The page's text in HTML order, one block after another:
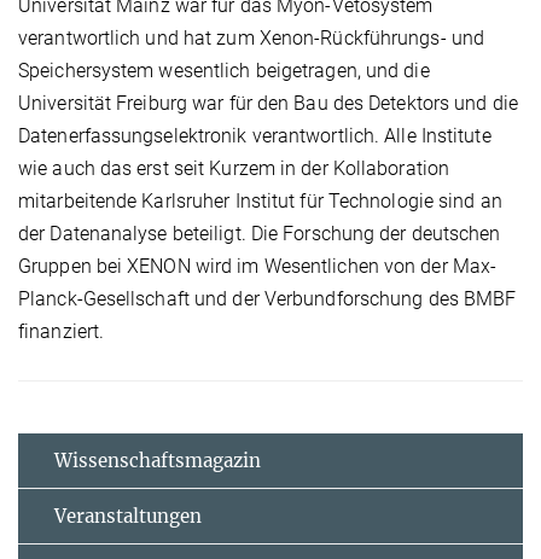
Universität Mainz war für das Myon-Vetosystem
verantwortlich und hat zum Xenon-Rückführungs- und
Speichersystem wesentlich beigetragen, und die
Universität Freiburg war für den Bau des Detektors und die
Datenerfassungselektronik verantwortlich. Alle Institute
wie auch das erst seit Kurzem in der Kollaboration
mitarbeitende Karlsruher Institut für Technologie sind an
der Datenanalyse beteiligt. Die Forschung der deutschen
Gruppen bei XENON wird im Wesentlichen von der Max-
Planck-Gesellschaft und der Verbundforschung des BMBF
finanziert.
Wissenschaftsmagazin
Veranstaltungen